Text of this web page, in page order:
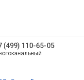
(499) 110-65-05